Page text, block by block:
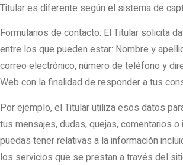
Titular es diferente según el sistema de
Formularios de contacto: El Titular solicita
entre los que pueden estar: Nombre y
correo electrónico, número de teléfono y
Web con la finalidad de responder a tus
Por ejemplo, el Titular utiliza esos datos
tus mensajes, dudas, quejas, comentarios o
puedas tener relativas a la información
los servicios que se prestan a través del